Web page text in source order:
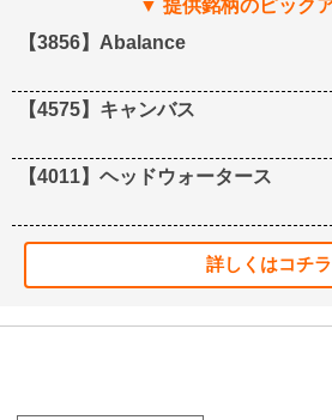
【3856】Abalance
【4575】キャンバス
【4011】ヘッドウォータース
詳しくはコチラ